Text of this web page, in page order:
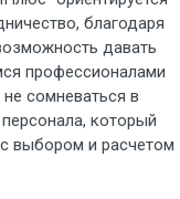
до 3 тн
до 5 тн
до 8 тн
благодаря
давать
профессионалами
сомневаться в
который
выбором и расчетом